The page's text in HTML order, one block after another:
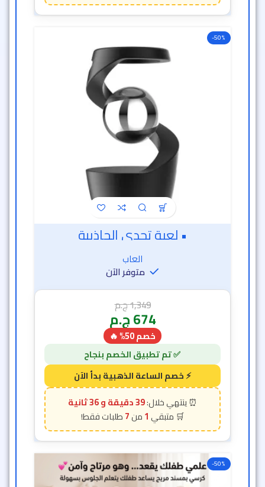
-50%
• لعبة تحدي الجاذبية
العاب
متوفر الآن
1,349ج.م
674ج.م
خصم 50% 🔥
39 دقيقة و 34 ثانية
1
7
-50%